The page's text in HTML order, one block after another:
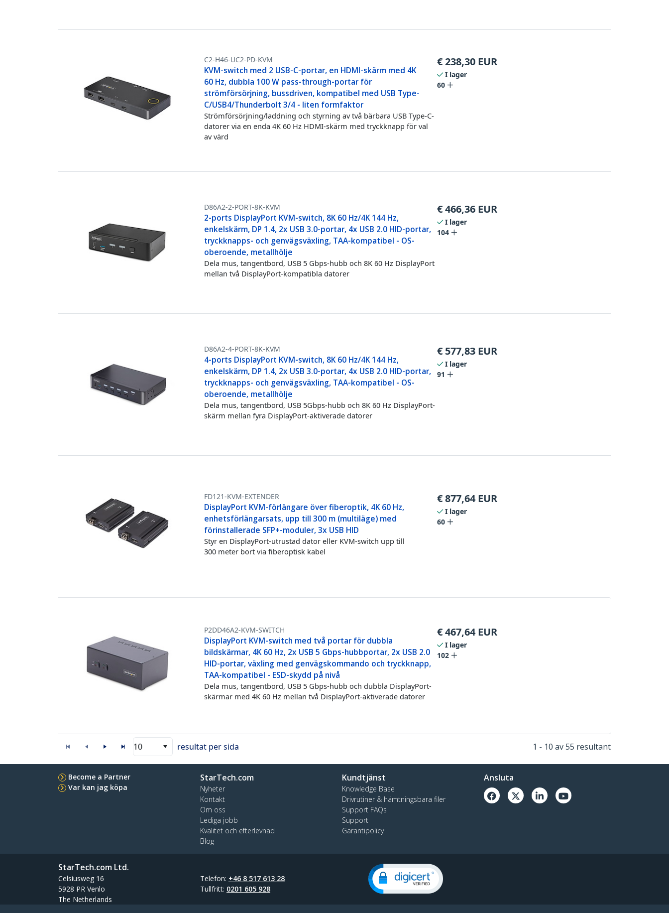
C2-H46-UC2-PD-KVM
KVM-switch med 2 USB-C-portar, en HDMI-skärm med 4K
60 Hz, dubbla 100 W pass-through-portar för
strömförsörjning, bussdriven, kompatibel med USB Type-
C/USB4/Thunderbolt 3/4 - liten formfaktor
Strömförsörjning/laddning och styrning av två bärbara USB Type-C-
datorer via en enda 4K 60 Hz HDMI-skärm med tryckknapp för val
av värd
€238,30 EUR
I lager
60
D86A2-2-PORT-8K-KVM
2-ports DisplayPort KVM-switch, 8K 60 Hz/4K 144 Hz,
enkelskärm, DP 1.4, 2x USB 3.0-portar, 4x USB 2.0 HID-portar,
tryckknapps- och genvägsväxling, TAA-kompatibel - OS-
oberoende, metallhölje
Dela mus, tangentbord, USB 5 Gbps-hubb och 8K 60 Hz DisplayPort
mellan två DisplayPort-kompatibla datorer
€466,36 EUR
I lager
104
D86A2-4-PORT-8K-KVM
4-ports DisplayPort KVM-switch, 8K 60 Hz/4K 144 Hz,
enkelskärm, DP 1.4, 2x USB 3.0-portar, 4x USB 2.0 HID-portar,
tryckknapps- och genvägsväxling, TAA-kompatibel - OS-
oberoende, metallhölje
Dela mus, tangentbord, USB 5Gbps-hubb och 8K 60 Hz DisplayPort-
skärm mellan fyra DisplayPort-aktiverade datorer
€ 577,83 EUR
I lager
91
FD121-KVM-EXTENDER
DisplayPort KVM-förlängare över fiberoptik, 4K 60 Hz,
enhetsförlängarsats, upp till 300 m (multiläge) med
förinstallerade SFP+-moduler, 3x USB HID
Styr en DisplayPort-utrustad dator eller KVM-switch upp till
300 meter bort via fiberoptisk kabel
€877,64 EUR
I lager
60
P2DD46A2-KVM-SWITCH
DisplayPort KVM-switch med två portar för dubbla
bildskärmar, 4K 60 Hz, 2x USB 5 Gbps-hubbportar, 2x USB 2.0
HID-portar, växling med genvägskommando och tryckknapp,
TAA-kompatibel - ESD-skydd på nivå
Dela mus, tangentbord, USB 5 Gbps-hubb och dubbla DisplayPort-
skärmar med 4K 60 Hz mellan två DisplayPort-aktiverade datorer
€467,64 EUR
I lager
102
10 resultat per sida 1 - 10 av 55 resultant
Become a Partner
Var kan jag köpa
StarTech.com
Nyheter
Kontakt
Om oss
Lediga jobb
Kvalitet och efterlevnad
Blog
Kundtjänst
Knowledge Base
Drivrutiner & hämtningsbara filer
Support FAQs
Support
Garantipolicy
Ansluta
StarTech.com Ltd.
Celsiusweg 16
5928 PR Venlo
The Netherlands
Telefon: +46 8 517 613 28
Tullfritt: 0201 605 928